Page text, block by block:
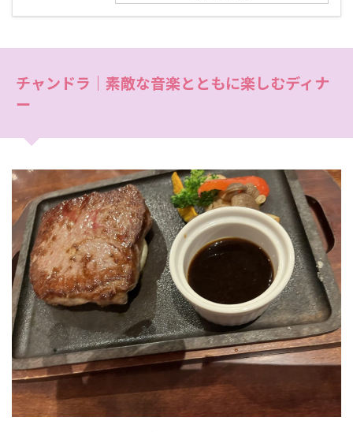
チャンドラ｜素敵な音楽とともに楽しむディナ
ー